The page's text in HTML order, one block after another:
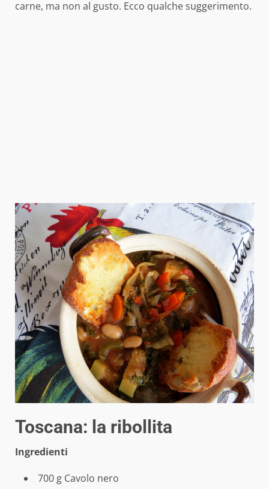
carne, ma non al gusto. Ecco qualche suggerimento.
Toscana: la ribollita
Ingredienti
700 g Cavolo nero